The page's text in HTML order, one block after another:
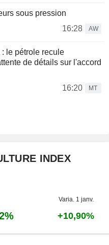
sous pression
16:28
AW
le pétrole recule
de détails sur l'accord
16:20
MT
INDEX
Varia. 1 janv.
+10,90%